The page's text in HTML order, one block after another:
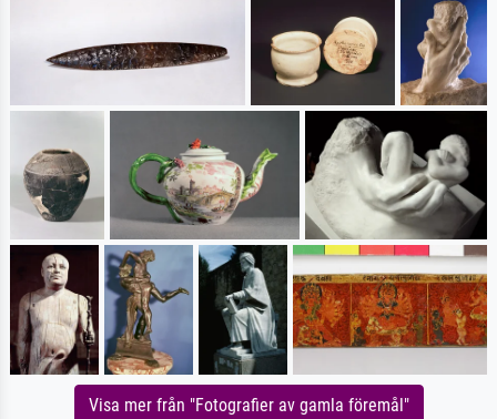
Visa mer från "Fotografier av gamla föremål"